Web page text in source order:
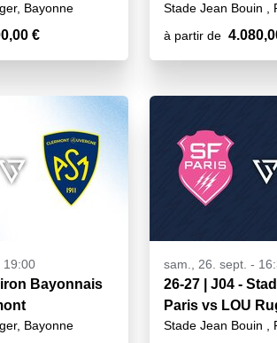
Bayonne
€
Stade Jean Bouin ,
à partir de
19:00
Bayonnais
Bayonne
sam., 26. sept. -
26-27 | J04 -
Paris vs LOU
Stade Jean Bouin ,